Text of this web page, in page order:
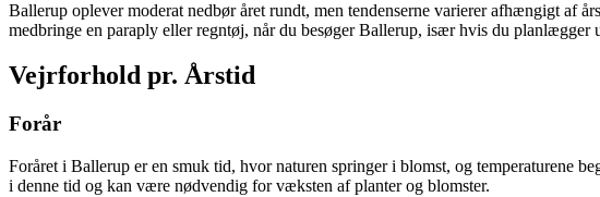
Ballerup oplever moderat nedbør året rundt, men tendenserne varierer afhængigt af
medbringe en paraply eller regntøj, når du besøger Ballerup, især hvis du planlægger
Vejrforhold pr. Årstid
Forår
Foråret i Ballerup er en smuk tid, hvor naturen springer i blomst, og temperaturene
i denne tid og kan være nødvendig for væksten af planter og blomster.